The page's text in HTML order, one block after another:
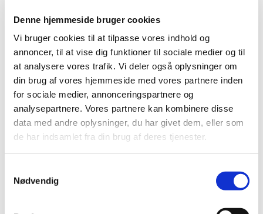
Denne hjemmeside bruger cookies
Vi bruger cookies til at tilpasse vores indhold og
annoncer, til at vise dig funktioner til sociale medier og til
at analysere vores trafik. Vi deler også oplysninger om
din brug af vores hjemmeside med vores partnere inden
for sociale medier, annonceringspartnere og
analysepartnere. Vores partnere kan kombinere disse
data med andre oplysninger, du har givet dem, eller som
de har indsamlet fra din brug af deres tjenester.
Nødvendig
4008239250766
Vitakraft Pellets
Chinchilla 1 kg –
Fuldfoder med Alfalfa &
Malt
Standard salgspris DKK
39,95
DKK 39,00
DKK 31,20 ekskl. moms
Køb nu
4011905604473
Honey & Hopper
vandflaske, Glas, 500 ml
DKK 69,95
DKK 55,96 ekskl. moms
Køb nu